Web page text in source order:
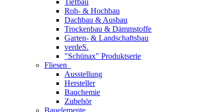
Roh- & Hochbau
Dachbau & Ausbau
Trockenbau & Dämmstoffe
Garten- & Landschaftsbau
verdeS.
"Schünax" Produktserie
Fliesen
Ausstellung
Hersteller
Bauchemie
Zubehör
Bauelemente